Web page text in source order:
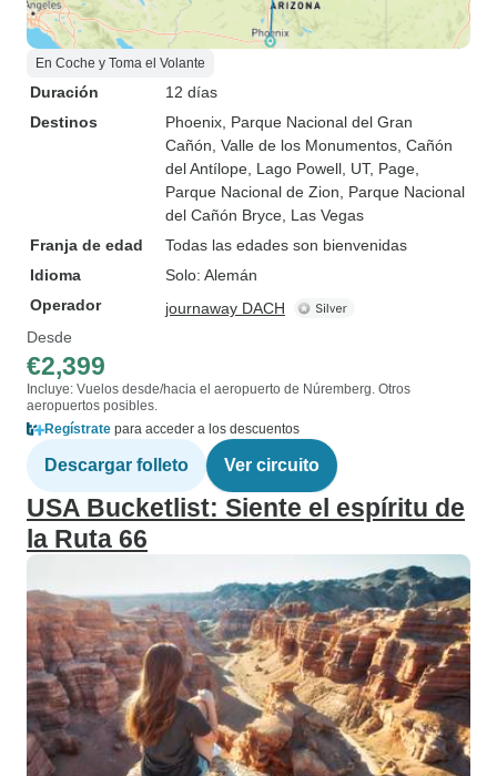
En Coche y Toma el Volante
Duración
12 días
Destinos
Phoenix , Parque Nacional del Gran
Cañón , Valle de los Monumentos , Cañón
del Antílope , Lago Powell, UT, Page
Parque Nacional de Zion , Parque Nacional
del Cañón Bryce , Las Vegas
Franja de edad
Todas las edades son bienvenidas
Idioma
Solo: Alemán
Operador
journaway DACH
Desde
€2,399
Incluye: Vuelos desde/hacia el aeropuerto de Núremberg. Otros
aeropuertos posibles.
Regístrate para acceder a los descuentos
Descargar folleto Ver circuito
USA Bucketlist: Siente el espíritu de
la Ruta 66